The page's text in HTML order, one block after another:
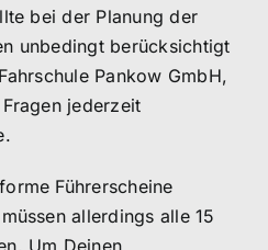
bei der Planung der
unbedingt berücksichtigt
Pankow GmbH,
jederzeit
Führerscheine
allerdings alle 15